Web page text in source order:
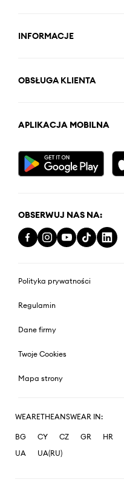
INFORMACJE
OBSŁUGA KLIENTA
APLIKACJA MOBILNA
OBSERWUJ NAS NA:
Polityka prywatności
Regulamin
Dane firmy
Twoje Cookies
Mapa strony
WEARETHEANSWEAR IN:
BG CY CZ GR HR
UA
UA(RU)